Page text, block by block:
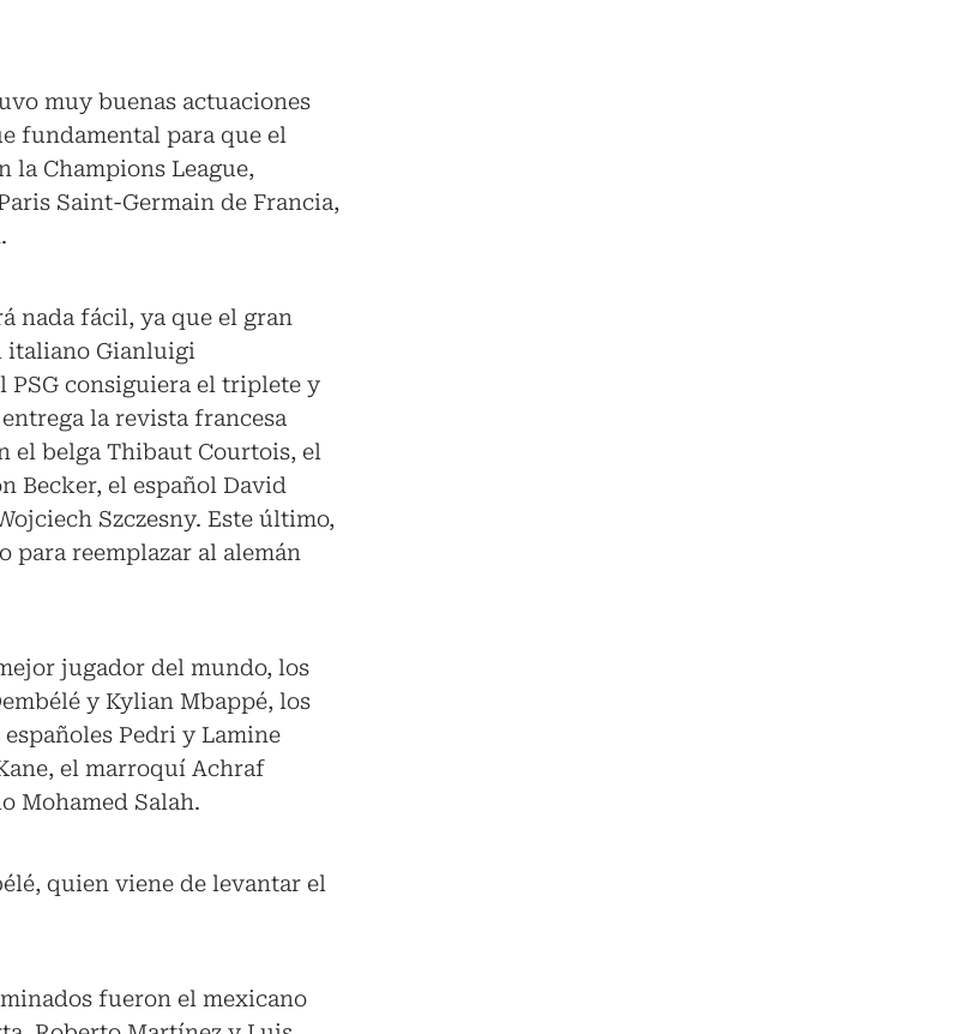
muy buenas actuaciones
fundamental para que el
la Champions League,
Saint-Germain de Francia,
nada fácil, ya que el gran
italiano Gianluigi
PSG consiguiera el triplete y
la revista francesa
el belga Thibaut Courtois, el
Becker, el español David
Szczesny. Este último,
para reemplazar al alemán
jugador del mundo, los
y Kylian Mbappé, los
Pedri y Lamine
el marroquí Achraf
Mohamed Salah.
quien viene de levantar el
fueron el mexicano